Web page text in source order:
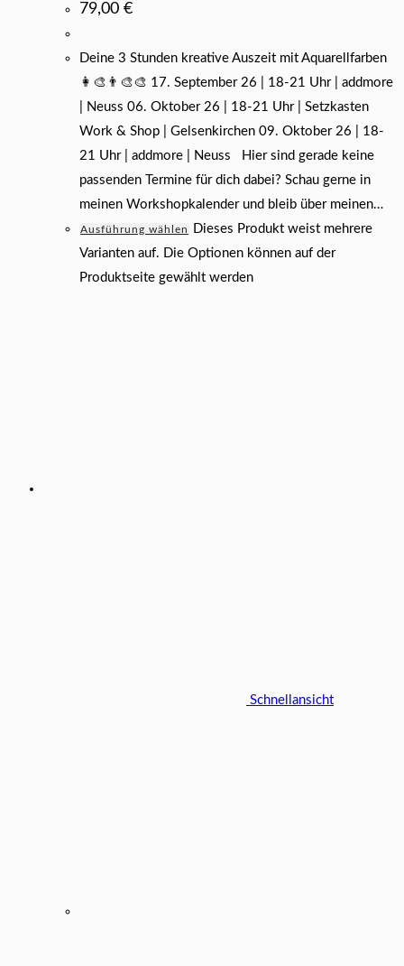
79,00 €
Deine 3 Stunden kreative Auszeit mit Aquarellfarben
👩‍🎨👨‍🎨🎨 17. September 26 | 18-21 Uhr | addmore
| Neuss 06. Oktober 26 | 18-21 Uhr | Setzkasten
Work & Shop | Gelsenkirchen 09. Oktober 26 | 18-
21 Uhr | addmore | Neuss Hier sind gerade keine
passenden Termine für dich dabei? Schau gerne in
meinen Workshopkalender und bleib über meinen…
Ausführung wählen
Dieses Produkt weist mehrere
Varianten auf. Die Optionen können auf der
Produktseite gewählt werden
Schnellansicht